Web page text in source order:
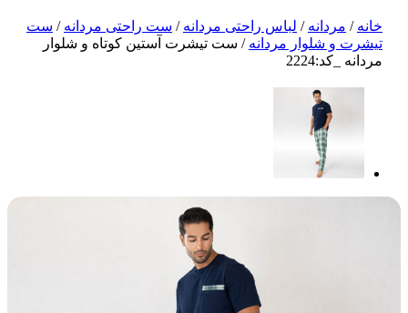
خانه / مردانه / لباس راحتی مردانه / ست راحتی مردانه / ست
تیشرت و شلوار مردانه / ست تیشرت آستین کوتاه و شلوار
مردانه _کد:2224